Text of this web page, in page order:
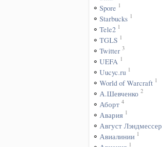
Spore 1
Starbucks 1
Tele2 1
TGLS 1
Twitter 3
UEFA 1
Uucyc.ru 1
World of Warcraft 1
А.Шевченко 2
Аборт 4
Авария 1
Август Лэндмессер
Авиалинии 1
1